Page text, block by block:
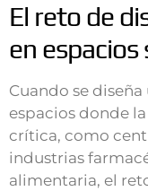
El reto de
en espacios
Cuando se
espacios donde
crítica, como
industrias
alimentaria, el